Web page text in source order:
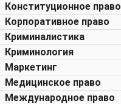
Конституционное право
Корпоративное право
Криминалистика
Криминология
Маркетинг
Медицинское право
Международное право